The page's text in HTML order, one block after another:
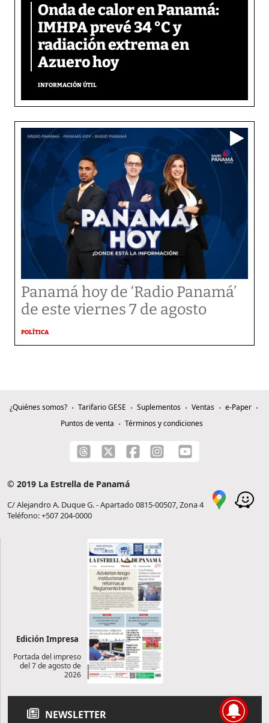
Onda de calor en Panamá:
IMHPA prevé 34 °C y
radiación extrema en
Azuero hoy
INFORMACIÓN ÚTIL
Panamá hoy de ‘Radio Panamá’
de este viernes 7 de agosto
POLÍTICA
¿Quiénes somos? Tarifario GESE Suplementos Ventas
e-Paper
Puntos de venta
Términos y condiciones
© 2019 La Estrella de Panamá
C/ Alejandro A. Duque G. - Apartado 0815-00507, Zona 4
Teléfono: +507 204-0000
Edición Impresa
Portada del impreso
del 7 de agosto de
2026
NEWSLETTER